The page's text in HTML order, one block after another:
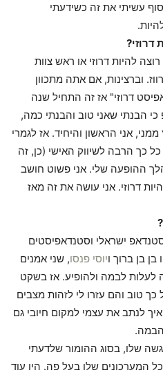
עשיתי את זה כשידעתי
להיות דרוזי או ראש צוות
וברצינות, אם אתה מתכוון
דרוזי" אז זה התחיל שנה
הבנתי שאני טוב והבנתי כמה,
ממני, אני הראשון והיחיד. אז לגמרי
כך הרבה לשיווק האישי (כן, זה
ההופעה שלי. אני פשוט חושב
דרוזי. אני עושה את זה מאז
ישראלי וסטנדאפיסטים
בן ברוך ויוסי פנסו, שני אמנים
לעלות לבמה ולהופיע. אז בשקט
טוב והם עזרו לי לזהות מצבים
לנתב את עצמי למקום חיובי גם
שלו, בסוג ההומור שלדעתי
כל המערכונים שלו בעל פה. היו עוד